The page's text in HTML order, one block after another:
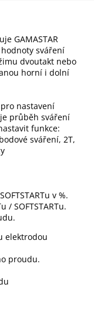
GAMASTAR
sváření
dvoutakt nebo
horní i dolní
nastavení
průběh sváření
funkce:
sváření, 2T,
v %.
/ SOFTSTARTu.
elektrodou
proudu.